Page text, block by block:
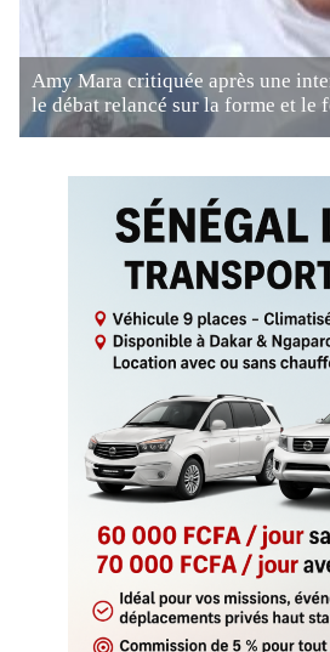
Amy Mara critiquée après une
le débat relancé sur la forme et le